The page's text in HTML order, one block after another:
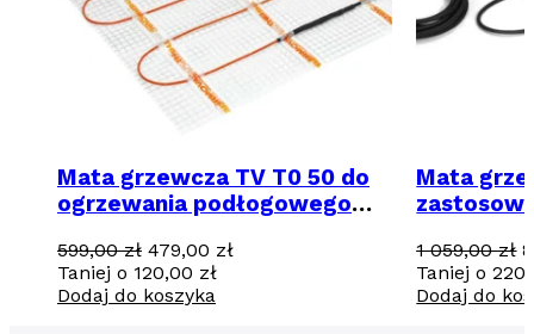
Mata grzewcza TV T0 50 do
ogrzewania podłogowego
599,00zł Pierwotna
cena
wynosiła:
479,00 złAktualna
Taniej o 120,00 zł
Dodaj do koszyka
Mata
1 059,00zł
Taniej o
Dodaj do